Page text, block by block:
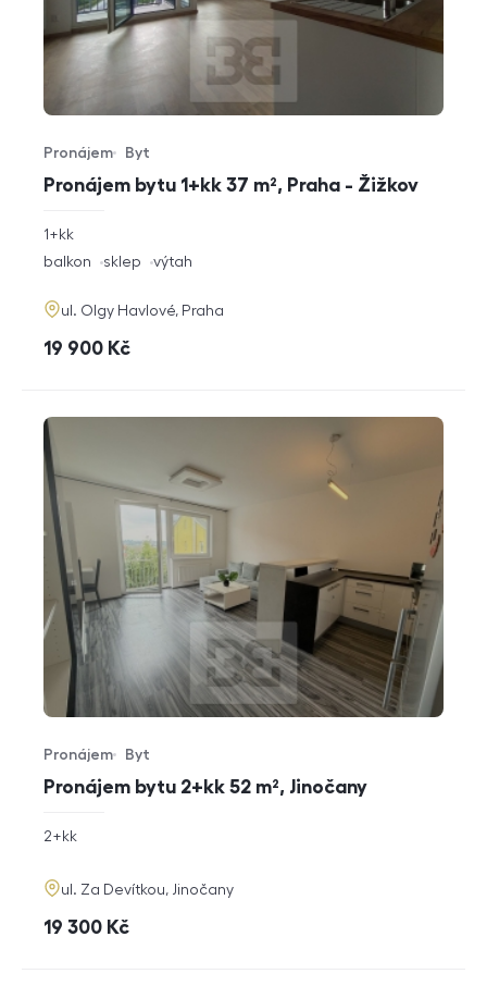
Pronájem bytu 1+kk 37 m², Praha - Žižkov
Typ nabídky
Pronájem
Typ nemovitosti
Byt
rozměry
dispozice
1+kk
funkce
balkon sklep výtah
adresa
ul. Olgy Havlové, Praha
cena
19 900 Kč
Pronájem bytu 2+kk 52 m², Jinočany
Typ nabídky
Pronájem
Typ nemovitosti
Byt
rozměry
dispozice
2+kk
adresa
ul. Za Devítkou, Jinočany
cena
19 300 Kč